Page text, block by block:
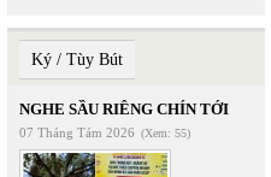
Ký / Tùy Bút
NGHE SẦU RIÊNG CHÍN TỚI
07 Tháng Tám 2026 (Xem: 55)